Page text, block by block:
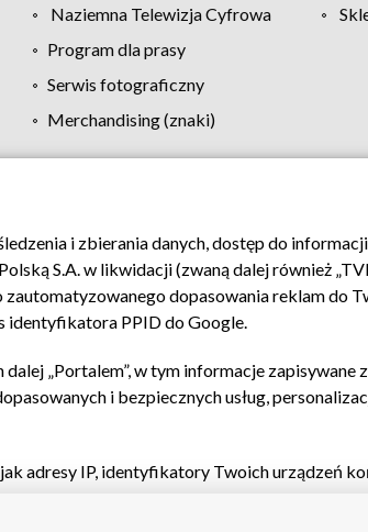
Naziemna Telewizja Cyfrowa
Program dla prasy
Serwis fotograficzny
Merchandising (znaki)
Biuro reklamy Kontakt
i zbierania danych, dostęp do
S.A. w likwidacji (zwaną dalej również
dopasowania reklam do
identyfikatora PPID do Google.
dalej „Portalem”, w tym informacje zapisywane
i bezpiecznych usług,
adresy IP, identyfikatory Twoich urządzeń
do nich, wyboru podstawowych reklam,